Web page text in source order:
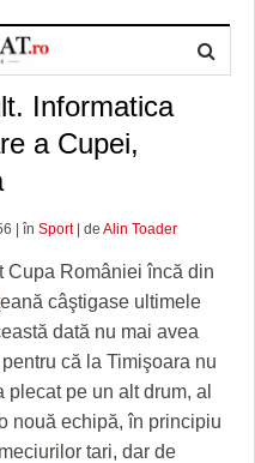
Informatica
a Cupei,
| în Sport| de Alin Toader
Cupa României încă din
câştigase ultimele
dată nu mai avea
că la Timişoara nu
pe un alt drum, al
nouă echipă, în principiu
tari, dar de